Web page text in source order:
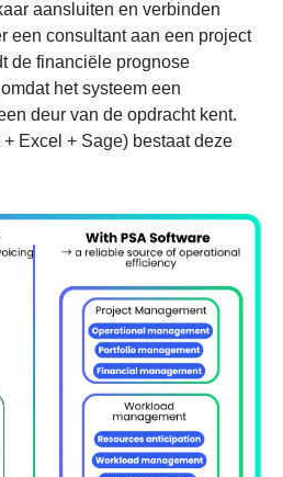
aansluiten en verbinden
een consultant aan een project
de financiële prognose
het systeem een
deur van de opdracht kent.
Excel + Sage) bestaat deze